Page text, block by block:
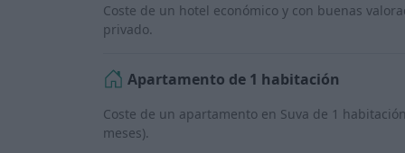
Coste de un hotel económico y con buenas
privado.
Apartamento de 1 habitación
Coste de un apartamento en Suva de 1
meses).